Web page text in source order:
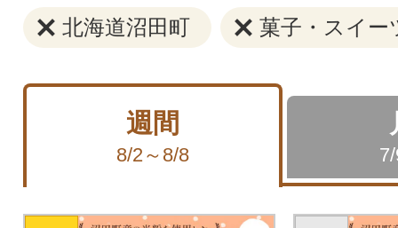
北海道沼田町 菓子・スイー
週間
8/2～8/8